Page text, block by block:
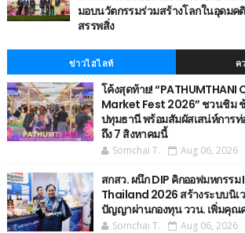
มอบนวัตกรรมร่วมสร้างโลกในอุดมค
สรรพสิ่ง
ข่าวไฮไลท์ ค
โค้งสุดท้าย!
Market Fest 2026” ชวนชิม ช้
ปทุมธานี พร้อมสัมผัสเสน่ห์การท่
ถึง 7 สิงหาคมนี้
Somchai T. Aug 06, 2026
สกสว. ผนึก DIP คิกออฟมหกรรม
Thailand 2026 สร้างระบบนิเ
ปัญญาผ่านกองทุน ววน. เพิ่มคุณ
Somchai T. Aug 06, 2026